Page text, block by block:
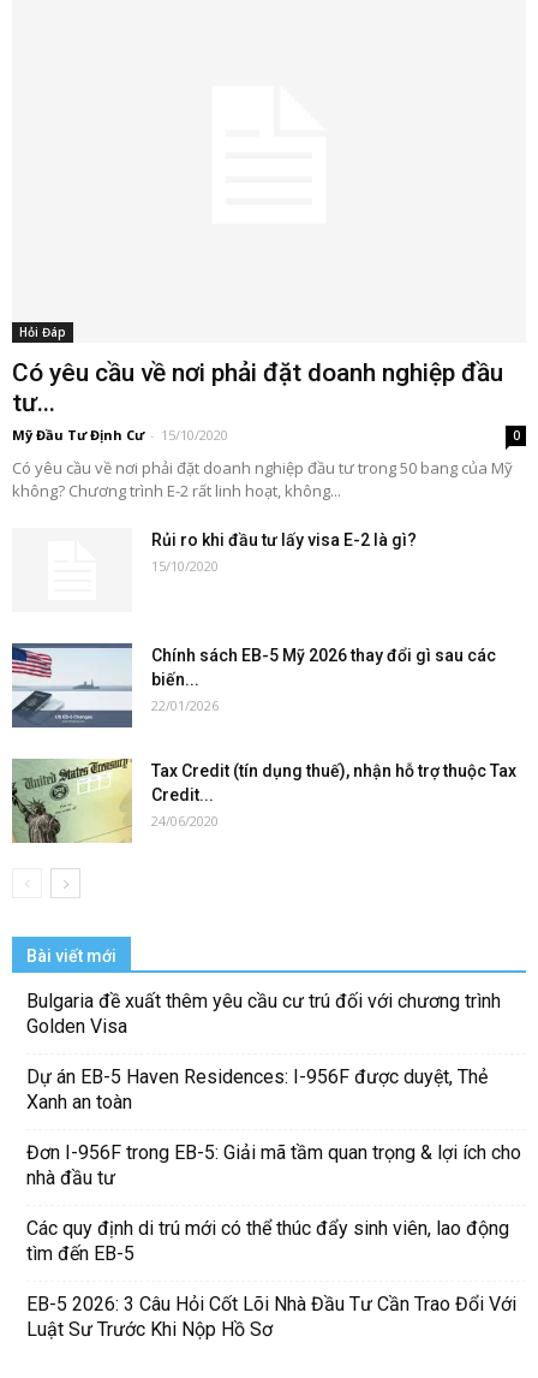
Hỏi Đáp
Có yêu cầu về nơi phải đặt doanh nghiệp đầu
tư...
Mỹ Đầu Tư Định Cư - 15/10/2020 0
Có yêu cầu về nơi phải đặt doanh nghiệp đầu tư trong 50 bang của Mỹ
không? Chương trình E-2 rất linh hoạt, không...
Rủi ro khi đầu tư lấy visa E-2 là gì?
15/10/2020
Chính sách EB-5 Mỹ 2026 thay đổi gì sau các
biến...
22/01/2026
Tax Credit (tín dụng thuế), nhận hỗ trợ thuộc Tax
Credit...
24/06/2020
Bài viết mới
Bulgaria đề xuất thêm yêu cầu cư trú đối với chương trình
Golden Visa
Dự án EB-5 Haven Residences: I-956F được duyệt, Thẻ
Xanh an toàn
Đơn I-956F trong EB-5: Giải mã tầm quan trọng & lợi ích cho
nhà đầu tư
Các quy định di trú mới có thể thúc đẩy sinh viên, lao động
tìm đến EB-5
EB-5 2026: 3 Câu Hỏi Cốt Lõi Nhà Đầu Tư Cần Trao Đổi Với
Luật Sư Trước Khi Nộp Hồ Sơ